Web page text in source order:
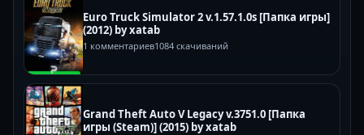
Euro Truck Simulator 2 v.1.57.1.0s [Папка игры]
(2012) by xatab
1 комментариев1084 скачиваний
Grand Theft Auto V Legacy v.3751.0 [Папка
игры (Steam)] (2015) by xatab